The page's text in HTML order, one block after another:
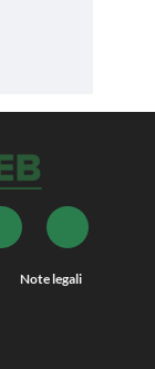
Note legali